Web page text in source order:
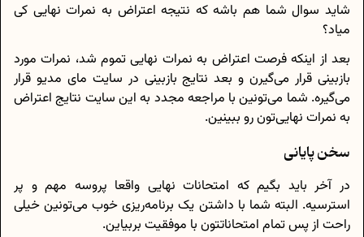
شاید سوال شما هم باشه که نتیجه اعتراض به نمرات نهایی کی
میاد؟
بعد از اینکه فرصت اعتراض به نمرات نهایی تموم شد، نمرات مورد
بازبینی قرار می‌گیرن و بعد نتایج بازبینی در سایت مای مدیو قرار
می‌گیره. شما می‌تونین با مراجعه مجدد به این سایت نتایج اعتراض
به نمرات نهایی‌تون رو ببینین.
سخن پایانی
در آخر باید بگیم که امتحانات نهایی واقعا پروسه مهم و پر
استرسیه. البته شما با داشتن یک برنامه‌ریزی خوب می‌تونین خیلی
راحت از پس تمام امتحاناتتون با موفقیت بربیاین.